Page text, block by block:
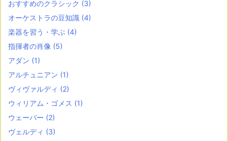
おすすめのクラシック (3)
オーケストラの豆知識 (4)
楽器を習う・学ぶ (4)
指揮者の肖像 (5)
アダン (1)
アルチュニアン (1)
ヴィヴァルディ (2)
ウィリアム・ゴメス (1)
ウェーバー (2)
ヴェルディ (3)